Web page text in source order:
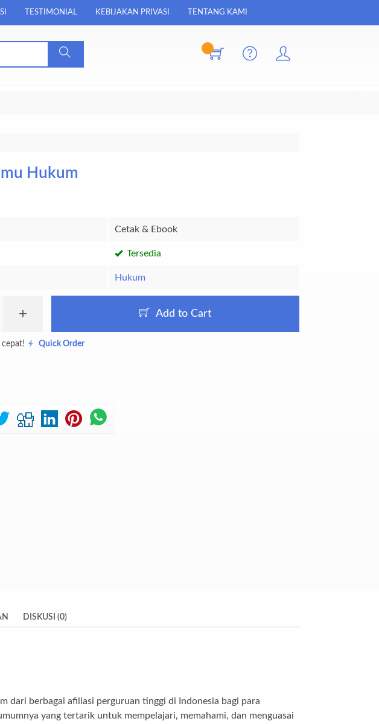
TESTIMONIAL KEBIJAKAN PRIVASI TENTANG KAMI
Hukum
Cetak & Ebook
Tersedia
Hukum
+ Add to Cart
cepat! Quick Order
DISKUSI (0)
dari berbagai afiliasi perguruan tinggi di Indonesia bagi para
yang tertarik untuk mempelajari, memahami, dan menguasai